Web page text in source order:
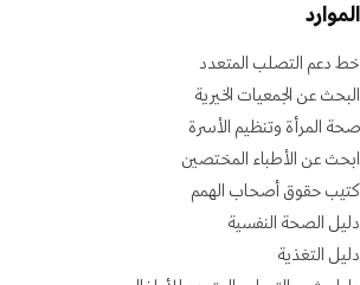
الموارد
خط دعم التصلب المتعدد
البحث عن الجمعيات الخيرية
صحة المرأة وتنظيم الأسرة
ابحث عن الأطباء المختصين
كتيب حقوق أصحاب الهمم
دليل الصحة النفسية
دليل التغذية